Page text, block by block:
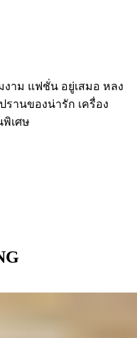
งาม แฟชั่น อยู่เสมอ หลง
านของน่ารัก เครื่อง
เศษ